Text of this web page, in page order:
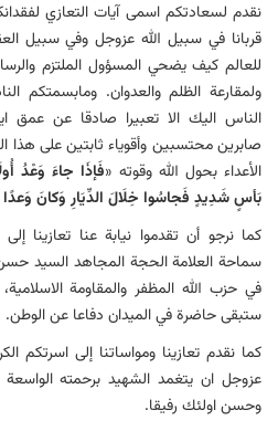
نقدم لسعادتكم اسمی آیات التعازي
قربانا في سبیل الله عزوجل وفي سبیل
للعالم كیف یضحي المسؤول الملتزم
ولمقارعة الظلم والعدوان. ومابسمتكم
الناس الیك الا تعبیرا صادقا عن عمق
صابرین محتسبین وأقویاء ثابتین علی هذا
الأعداء بحول الله وقوته «فَإذَا جاءَ وَعْدُ
بَأسٍ شَدِيدٍ فَجاسُوا خِلَالَ الدِّيَارِ وَكانَ وَعدًا
كما نرجو أن تقدموا نیابة عنا تعازینا
سماحة العلامة الحجة المجاهد السید
في حزب الله المظفر والمقاومة
ستبقی حاضرة في المیدان دفاعا عن الوطن.
كما نقدم تعازینا ومواساتنا إلی اسرتكم
عزوجل ان یتغمد الشهید برحمته
وحسن اولئك رفیقا.